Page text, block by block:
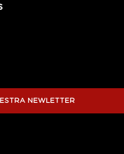
NEWLETTER